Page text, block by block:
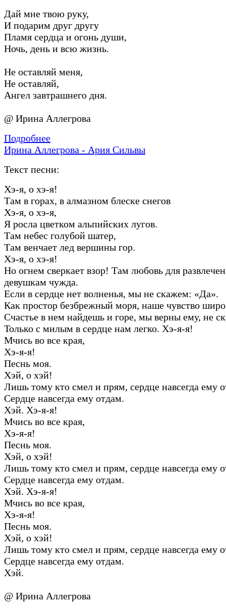
Дай мне твою руку,
И подарим друг другу
Пламя сердца и огонь души,
Ночь, день и всю жизнь.
Не оставляй меня,
Не оставляй,
Ангел завтрашнего дня.
@ Ирина Аллегрова
Подробнее
Ирина Аллегрова - Ария Сильвы
Текст песни:
Хэ-я, о хэ-я!
Там в горах, в алмазном блеске снегов
Хэ-я, о хэ-я,
Я росла цветком альпийских лугов.
Там небес голубой шатер,
Там венчает лед вершины гор.
Хэ-я, о хэ-я!
Но огнем сверкает взор! Там любовь для
девушкам чужда.
Если в сердце нет волненья, мы не скажем: «Да».
Как простор безбрежный моря, наше чувство
Счастье в нем найдешь и горе, мы верны ему, не
Только с милым в сердце нам легко. Хэ-я-я!
Мчись во все края,
Хэ-я-я!
Песнь моя.
Хэй, о хэй!
Лишь тому кто смел и прям, сердце навсегда ему
Сердце навсегда ему отдам.
Хэй. Хэ-я-я!
Мчись во все края,
Хэ-я-я!
Песнь моя.
Хэй, о хэй!
Лишь тому кто смел и прям, сердце навсегда ему
Сердце навсегда ему отдам.
Хэй. Хэ-я-я!
Мчись во все края,
Хэ-я-я!
Песнь моя.
Хэй, о хэй!
Лишь тому кто смел и прям, сердце навсегда ему
Сердце навсегда ему отдам.
Хэй.
@ Ирина Аллегрова